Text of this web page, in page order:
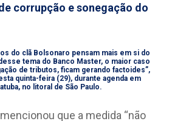
corrupção e sonegação do
do clã Bolsonaro pensam mais em si do
tema do Banco Master, o maior caso
de tributos, ficam gerando factoides”,
quinta-feira (29), durante agenda em
no litoral de São Paulo.
que a medida “não